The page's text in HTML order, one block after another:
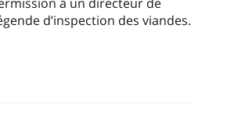
d’inspection des viandes.